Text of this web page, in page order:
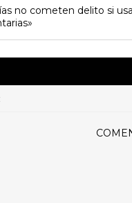
no cometen delito si